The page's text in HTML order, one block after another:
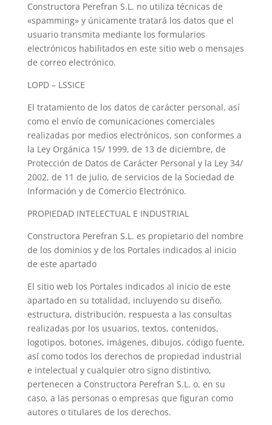
Constructora Perefran S.L. no utiliza técnicas de
«spamming» y únicamente tratará los datos que el
usuario transmita mediante los formularios
electrónicos habilitados en este sitio web o mensajes
de correo electrónico.
LOPD – LSSICE
El tratamiento de los datos de carácter personal, así
como el envío de comunicaciones comerciales
realizadas por medios electrónicos, son conformes a
la Ley Orgánica 15/ 1999, de 13 de diciembre, de
Protección de Datos de Carácter Personal y la Ley 34/
2002, de 11 de julio, de servicios de la Sociedad de
Información y de Comercio Electrónico.
PROPIEDAD INTELECTUAL E INDUSTRIAL
Constructora Perefran S.L. es propietario del nombre
de los dominios y de los Portales indicados al inicio
de este apartado
El sitio web los Portales indicados al inicio de este
apartado en su totalidad, incluyendo su diseño,
estructura, distribución, respuesta a las consultas
realizadas por los usuarios, textos, contenidos,
logotipos, botones, imágenes, dibujos, código fuente,
así como todos los derechos de propiedad industrial
e intelectual y cualquier otro signo distintivo,
pertenecen a Constructora Perefran S.L. o, en su
caso, a las personas o empresas que figuran como
autores o titulares de los derechos.